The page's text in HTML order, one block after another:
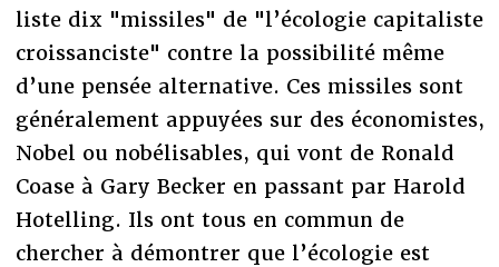
liste dix "missiles" de "l’écologie capitaliste
croissanciste" contre la possibilité même
d’une pensée alternative. Ces missiles sont
généralement appuyées sur des économistes,
Nobel ou nobélisables, qui vont de Ronald
Coase à Gary Becker en passant par Harold
Hotelling. Ils ont tous en commun de
chercher à démontrer que l’écologie est